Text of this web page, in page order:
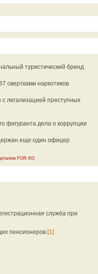
туристический бренд
свертками наркотиков
легализацией преступных
фигуранта дела о коррупции
еще один офицер
FOR.KG
служба при
пенсионеров [1]